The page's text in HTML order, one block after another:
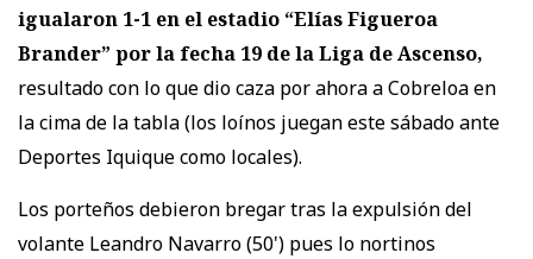
igualaron 1-1 en el estadio “Elías Figueroa
Brander” por la fecha 19 de la Liga de Ascenso,
resultado con lo que dio caza por ahora a Cobreloa en
la cima de la tabla (los loínos juegan este sábado ante
Deportes Iquique como locales).
Los porteños debieron bregar tras la expulsión del
volante Leandro Navarro (50') pues lo nortinos